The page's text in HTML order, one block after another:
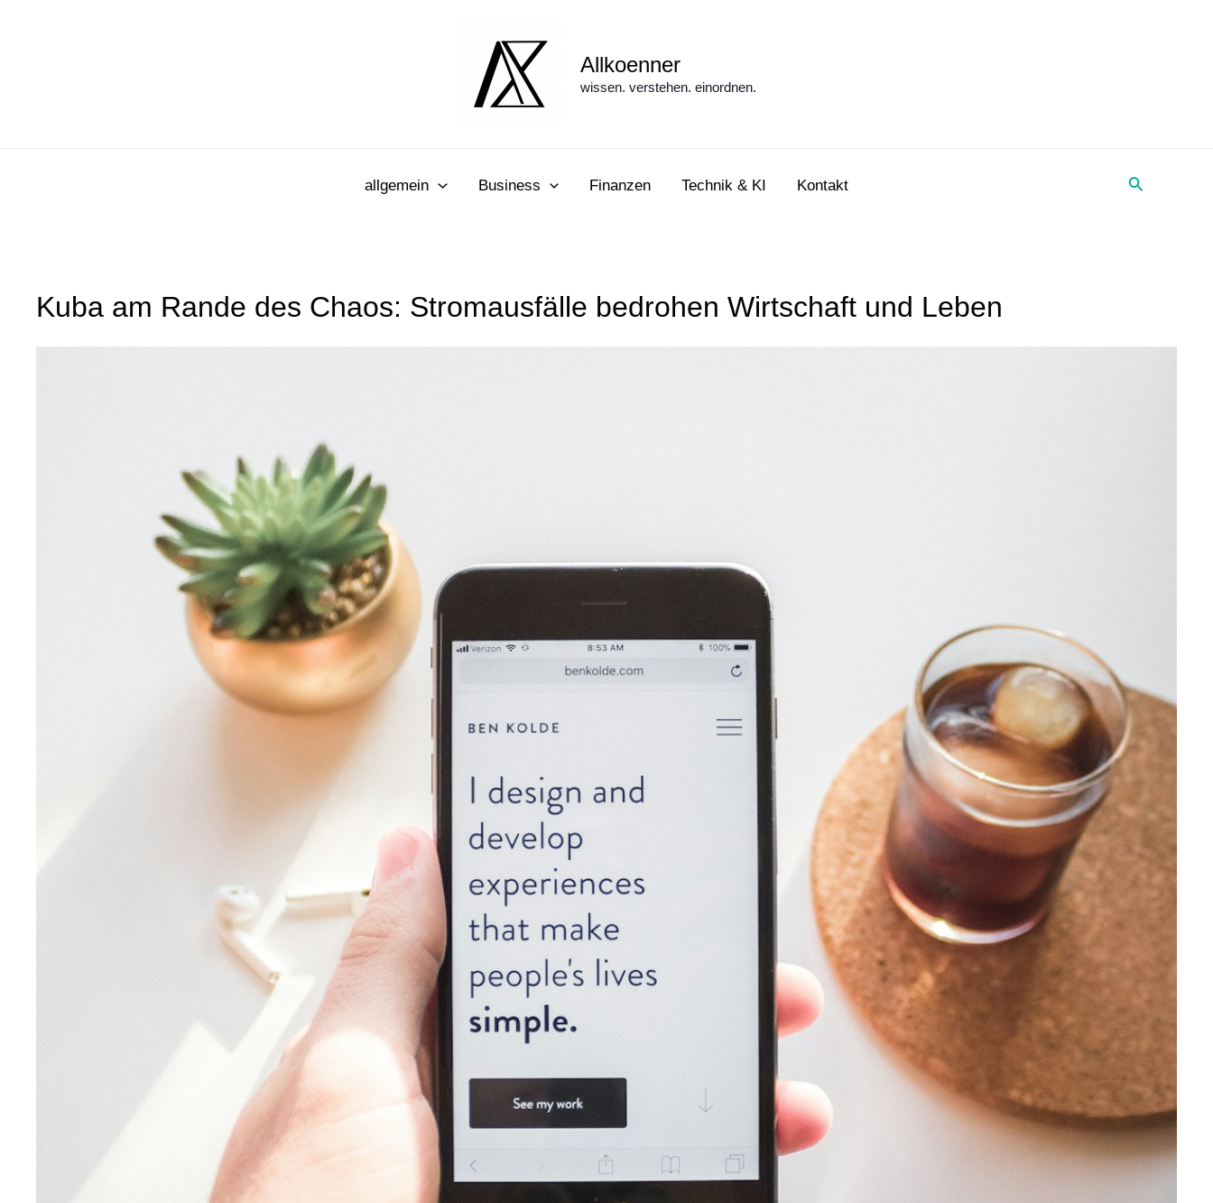
Allkoenner
wissen. verstehen. einordnen.
allgemein Business Finanzen Technik & KI Kontakt Suche
Kuba am Rande des Chaos: Stromausfälle bedrohen Wirtschaft und Leben